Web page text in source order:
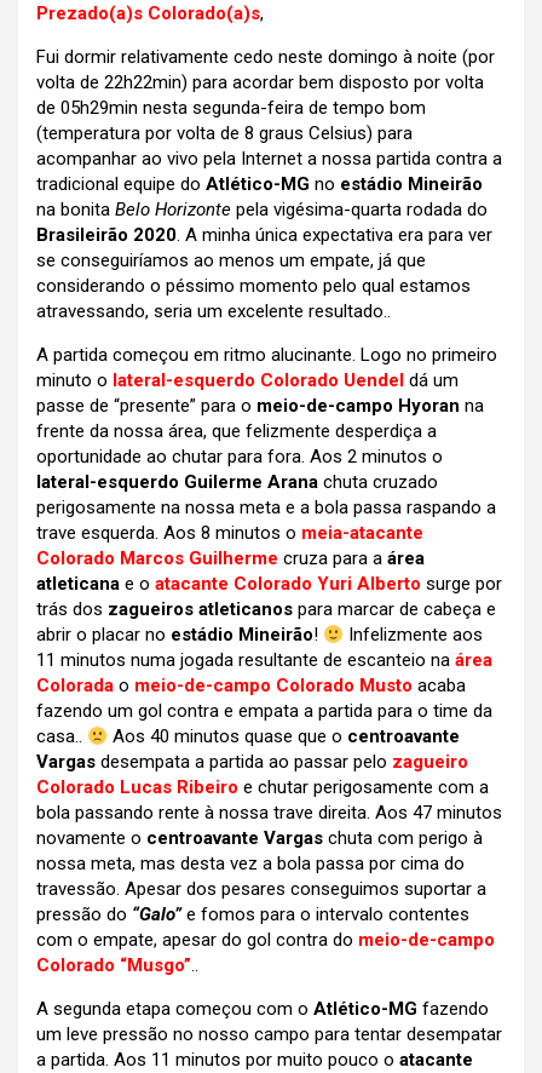
Prezado(a)s Colorado(a)s,
Fui dormir relativamente cedo neste domingo à noite (por
volta de 22h22min) para acordar bem disposto por volta
de 05h29min nesta segunda-feira de tempo bom
(temperatura por volta de 8 graus Celsius) para
acompanhar ao vivo pela Internet a nossa partida contra a
tradicional equipe do Atlético-MG no estádio Mineirão
na bonita Belo Horizonte pela vigésima-quarta rodada do
Brasileirão 2020. A minha única expectativa era para ver
se conseguiríamos ao menos um empate, já que
considerando o péssimo momento pelo qual estamos
atravessando, seria um excelente resultado..
A partida começou em ritmo alucinante. Logo no primeiro
minuto o lateral-esquerdo Colorado Uendel dá um
passe de “presente” para o meio-de-campo Hyoran na
frente da nossa área, que felizmente desperdiça a
oportunidade ao chutar para fora. Aos 2 minutos o
lateral-esquerdo Guilerme Arana chuta cruzado
perigosamente na nossa meta e a bola passa raspando a
trave esquerda. Aos 8 minutos o meia-atacante
Colorado Marcos Guilherme cruza para a área
atleticana e o atacante Colorado Yuri Alberto surge por
trás dos zagueiros atleticanos para marcar de cabeça e
abrir o placar no estádio Mineirão!
Infelizmente aos
11 minutos numa jogada resultante de escanteio na área
Colorada o meio-de-campo Colorado Musto acaba
fazendo um gol contra e empata a partida para o time da
casa..
Aos 40 minutos quase que o centroavante
Vargas desempata a partida ao passar pelo zagueiro
Colorado Lucas Ribeiro e chutar perigosamente com a
bola passando rente à nossa trave direita. Aos 47 minutos
novamente o centroavante Vargas chuta com perigo à
nossa meta, mas desta vez a bola passa por cima do
travessão. Apesar dos pesares conseguimos suportar a
pressão do “Galo”e fomos para o intervalo contentes
com o empate, apesar do gol contra do meio-de-campo
Colorado “Musgo”..
A segunda etapa começou com o Atlético-MG fazendo
um leve pressão no nosso campo para tentar desempatar
a partida. Aos 11 minutos por muito pouco o atacante